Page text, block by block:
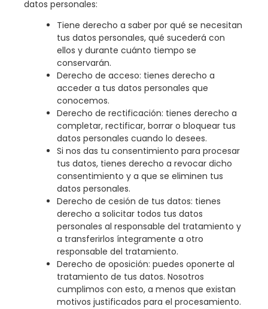
datos personales:
Tiene derecho a saber por qué se necesitan
tus datos personales, qué sucederá con
ellos y durante cuánto tiempo se
conservarán.
Derecho de acceso: tienes derecho a
acceder a tus datos personales que
conocemos.
Derecho de rectificación: tienes derecho a
completar, rectificar, borrar o bloquear tus
datos personales cuando lo desees.
Si nos das tu consentimiento para procesar
tus datos, tienes derecho a revocar dicho
consentimiento y a que se eliminen tus
datos personales.
Derecho de cesión de tus datos: tienes
derecho a solicitar todos tus datos
personales al responsable del tratamiento y
a transferirlos íntegramente a otro
responsable del tratamiento.
Derecho de oposición: puedes oponerte al
tratamiento de tus datos. Nosotros
cumplimos con esto, a menos que existan
motivos justificados para el procesamiento.